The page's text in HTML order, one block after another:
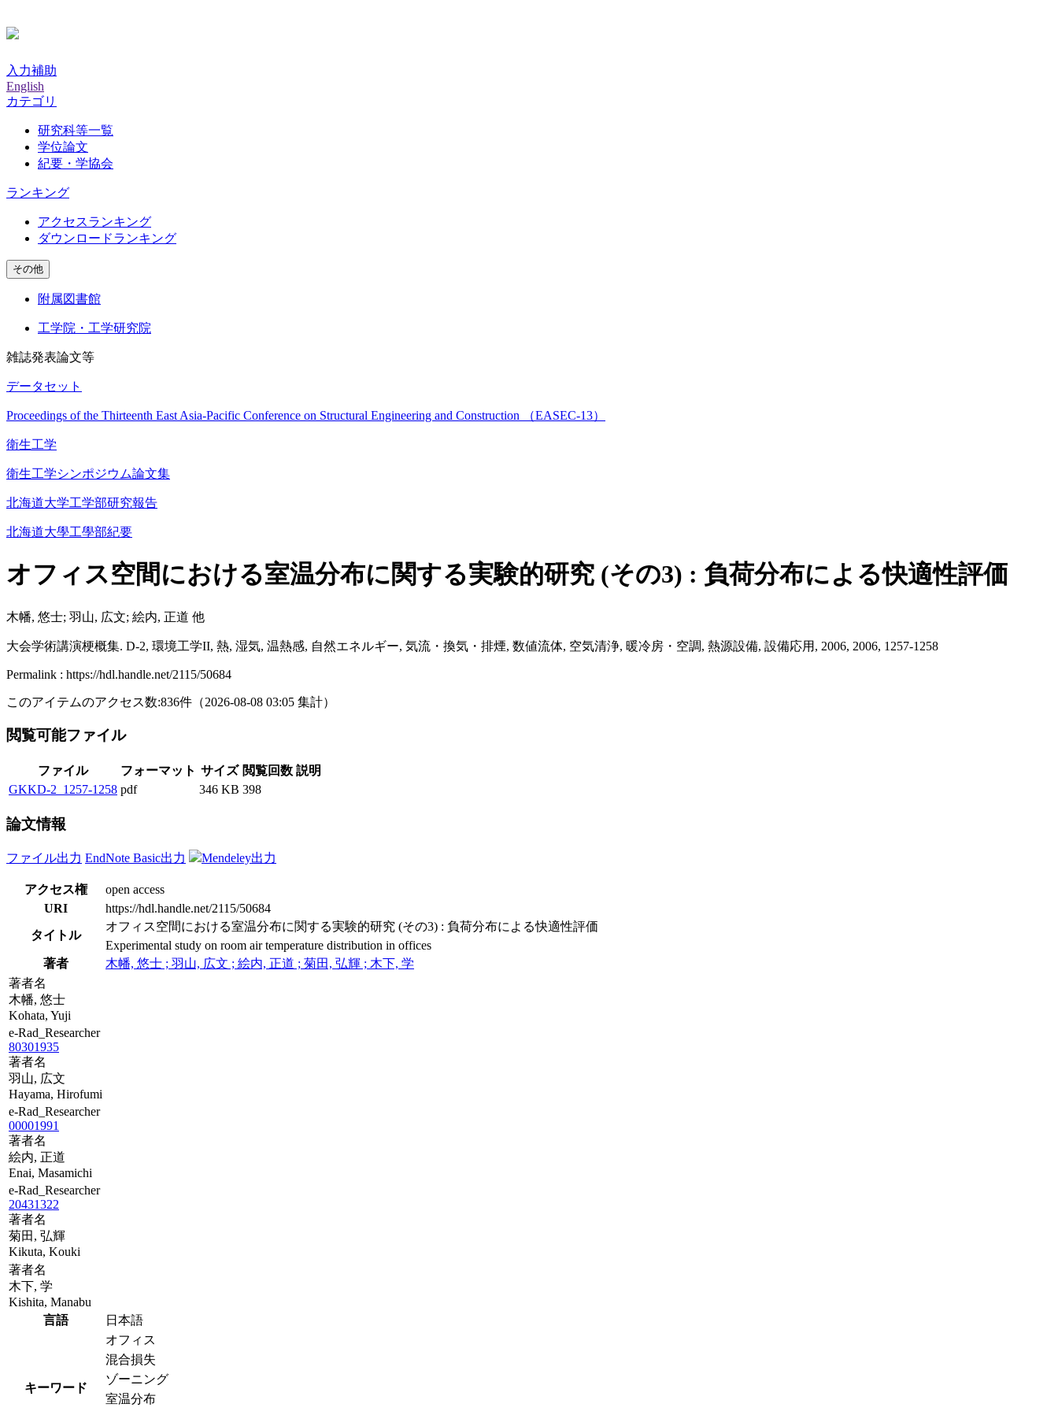
入力補助
English
カテゴリ
研究科等一覧
学位論文
紀要・学協会
ランキング
アクセスランキング
ダウンロードランキング
その他
附属図書館
工学院・工学研究院
雑誌発表論文等
データセット
Proceedings of the Thirteenth East Asia-Pacific Conference on Structural Engineering and Construction （EASEC-13）
衛生工学
衛生工学シンポジウム論文集
北海道大学工学部研究報告
北海道大學工學部紀要
オフィス空間における室温分布に関する実験的研究 (その3) : 負荷分布による快適性評価
木幡, 悠士; 羽山, 広文; 絵内, 正道 他
大会学術講演梗概集. D-2, 環境工学II, 熱, 湿気, 温熱感, 自然エネルギー, 気流・換気・排煙, 数値流体, 空気清浄, 暖冷房・空調, 熱源設備, 設備応用, 2006, 2006, 1257-1258
Permalink : https://hdl.handle.net/2115/50684
このアイテムのアクセス数:836件 （2026-08-08 03:05 集計）
閲覧可能ファイル
ファイル フォーマット サイズ 閲覧回数 説明
GKKD-2_1257-1258 pdf 346 KB 398
論文情報
ファイル出力 EndNote Basic出力 Mendeley出力
アクセス権
open access
URI
https://hdl.handle.net/2115/50684
タイトル
オフィス空間における室温分布に関する実験的研究 (その3) : 負荷分布による快適性評価
Experimental study on room air temperature distribution in offices
著者
木幡, 悠士 ; 羽山, 広文 ; 絵内, 正道 ; 菊田, 弘輝 ; 木下, 学
著者名
木幡, 悠士
Kohata, Yuji
e-Rad_Researcher
80301935
著者名
羽山, 広文
Hayama, Hirofumi
e-Rad_Researcher
00001991
著者名
絵内, 正道
Enai, Masamichi
e-Rad_Researcher
20431322
著者名
菊田, 弘輝
Kikuta, Kouki
著者名
木下, 学
Kishita, Manabu
言語
日本語
キーワード
オフィス
混合損失
ゾーニング
室温分布